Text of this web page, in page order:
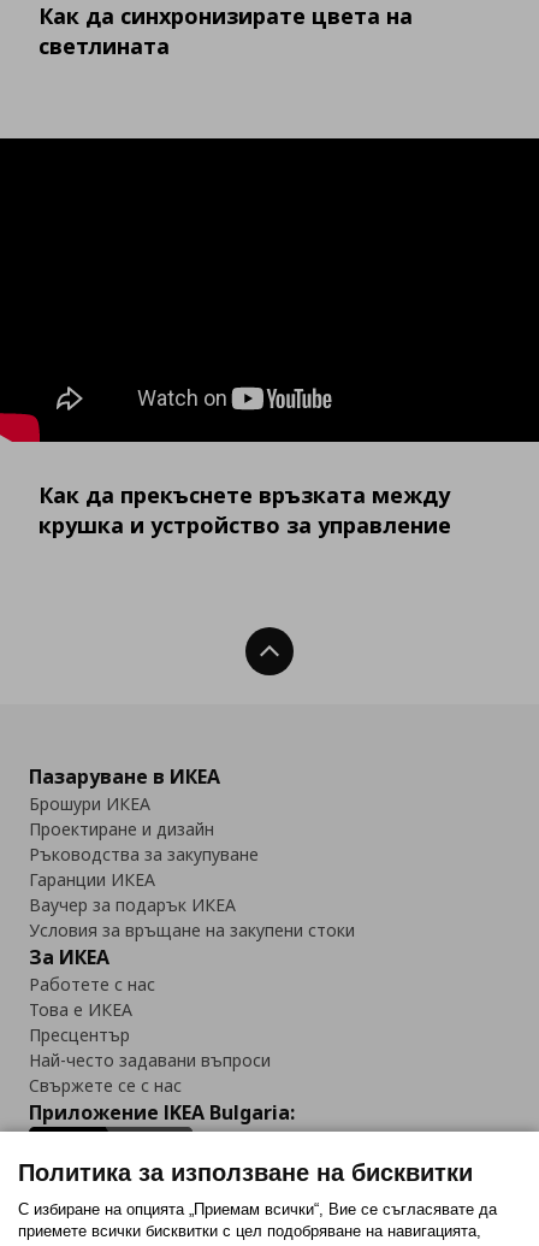
Как да синхронизирате цвета на
светлината
Как да прекъснете връзката между
крушка и устройство за управление
Нагоре
Пазаруване в ИКЕА
Брошури ИКЕА
Проектиране и дизайн
Ръководства за закупуване
Гаранции ИКЕА
Ваучер за подарък ИКЕА
Условия за връщане на закупени стоки
За ИКЕА
Работете с нас
Това е ИКЕА
Пресцентър
Най-често задавани въпроси
Свържете се с нас
Приложение IKEA Bulgaria:
Последвайте ни:
Политика за използване на бисквитки
С избиране на опцията „Приемам всички“, Вие се съгласявате да
приемете всички бисквитки с цел подобряване на навигацията,